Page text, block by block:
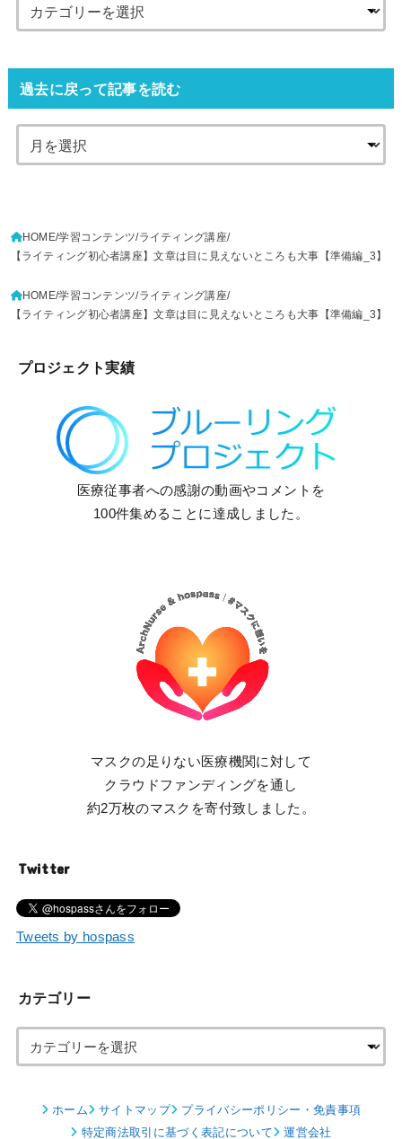
過去に戻って記事を読む
HOME 学習コンテンツ ライティング講座
【ライティング初心者講座】文章は目に見えないところも大事【準備編_3】
HOME 学習コンテンツ ライティング講座
【ライティング初心者講座】文章は目に見えないところも大事【準備編_3】
プロジェクト実績
医療従事者への感謝の動画やコメントを
100件集めることに達成しました。
マスクの足りない医療機関に対して
クラウドファンディングを通し
約2万枚のマスクを寄付致しました。
Twitter
Tweets by hospass
カテゴリー
ホーム サイトマップ
プライバシーポリシー・免責事項
特定商法取引に基づく表記について
運営会社